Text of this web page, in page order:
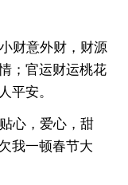
财意外财，财源
；官运财运桃花
平安。
心，爱心，甜
我一顿春节大